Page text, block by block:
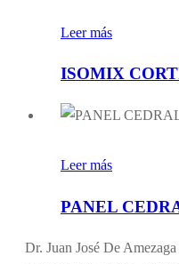
Leer más
ISOMIX
Leer más
PANEL
Dr. Juan José De